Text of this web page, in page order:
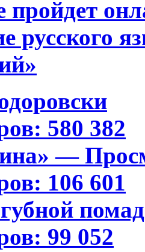
русского
580 382
—
106 601
99 052